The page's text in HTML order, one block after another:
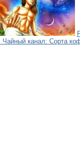
Чайный канал: Сорта